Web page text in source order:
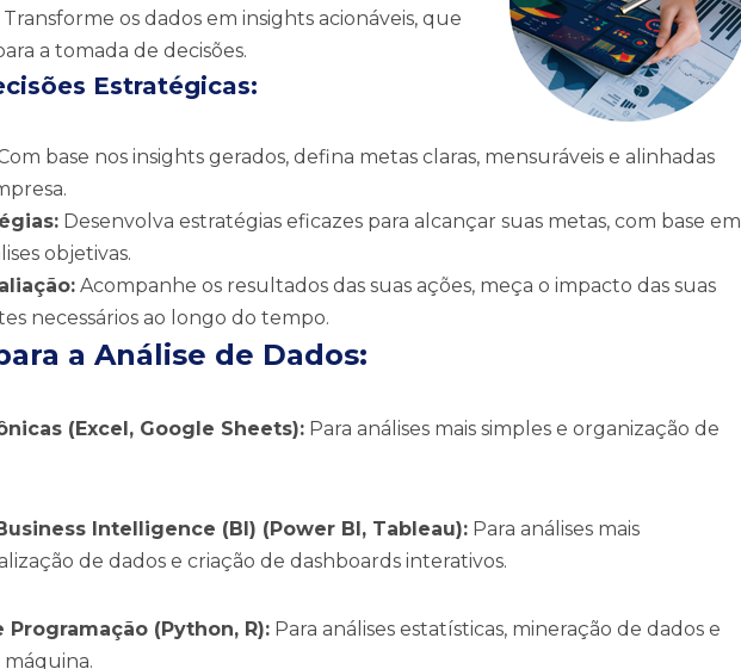
Transforme os dados em insights acionáveis, que
a tomada de decisões.
Estratégicas:
base nos insights gerados, defina metas claras, mensuráveis e alinhadas
Desenvolva estratégias eficazes para alcançar suas metas, com base em
objetivas.
Acompanhe os resultados das suas ações, meça o impacto das suas
necessários ao longo do tempo.
a Análise de Dados:
(Excel, Google Sheets): Para análises mais simples e organização de
Intelligence (BI) (Power BI, Tableau): Para análises mais
de dados e criação de dashboards interativos.
Programação (Python, R): Para análises estatísticas, mineração de dados e